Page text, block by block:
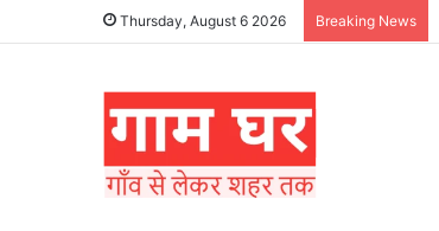
Thursday, August 6 2026 Breaking News